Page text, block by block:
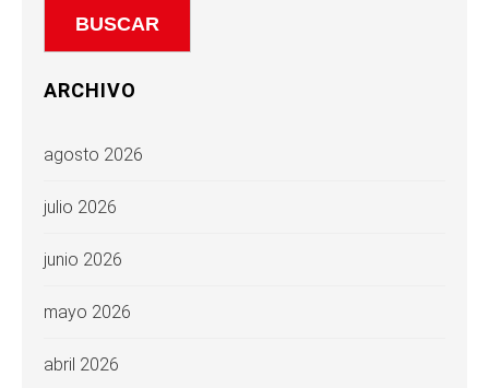
ARCHIVO
agosto 2026
julio 2026
junio 2026
mayo 2026
abril 2026